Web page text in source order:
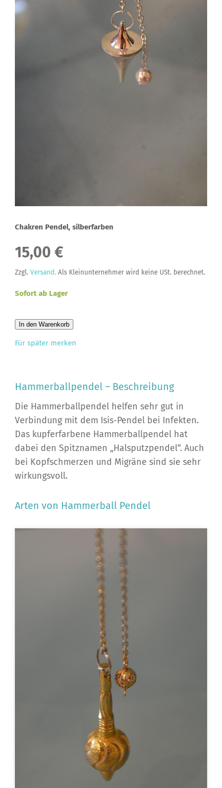
Chakren Pendel, silberfarben
15,00 €
Zzgl. Versand. Als Kleinunternehmer wird keine USt. berechnet.
Sofort ab Lager
In den Warenkorb
Für später merken
Hammerballpendel – Beschreibung
Die Hammerballpendel helfen sehr gut in
Verbindung mit dem Isis-Pendel bei Infekten.
Das kupferfarbene Hammerballpendel hat
dabei den Spitznamen „Halsputzpendel“. Auch
bei Kopfschmerzen und Migräne sind sie sehr
wirkungsvoll.
Arten von Hammerball Pendel